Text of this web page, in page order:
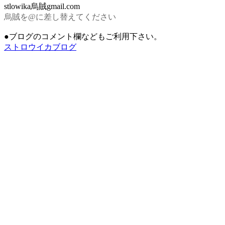
stlowika烏賊gmail.com
烏賊を@に差し替えてください
●ブログのコメント欄などもご利用下さい。
ストロウイカブログ